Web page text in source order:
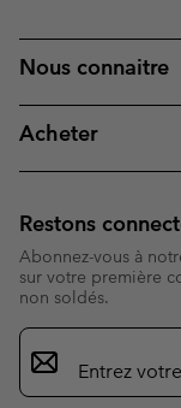
Nous connaitre
Acheter
Restons
Abonnez-vous à
sur votre première
non soldés.
Inscription
par
e-